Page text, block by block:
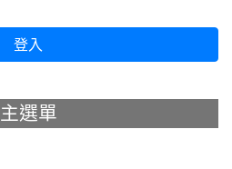
登入
主選單